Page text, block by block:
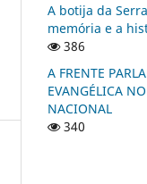
A botija da
memória e a
386
A FRENTE
EVANGÉLICA
NACIONAL
340